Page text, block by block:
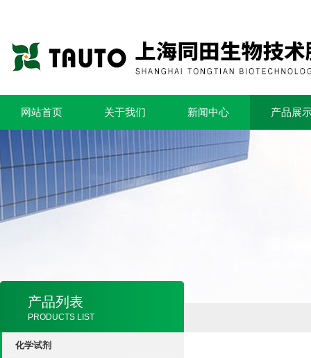
网站首页 关于我们 新闻中心 产品展
产品列表
PRODUCTS LIST
化学试剂